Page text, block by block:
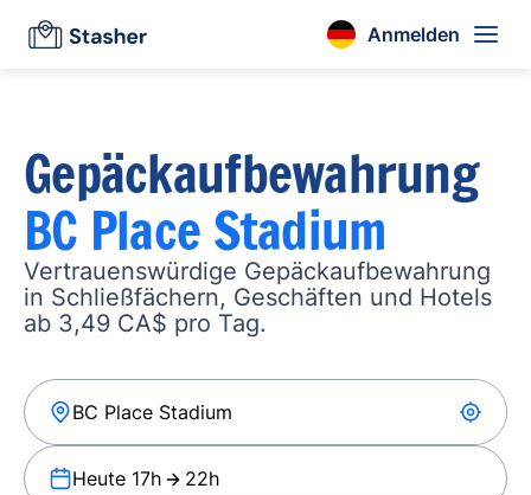
Anmelden
Gepäckaufbewahrung
BC Place Stadium
Vertrauenswürdige Gepäckaufbewahrung
in Schließfächern, Geschäften und Hotels
ab 3,49 CA$ pro Tag.
Heute 17h 22h